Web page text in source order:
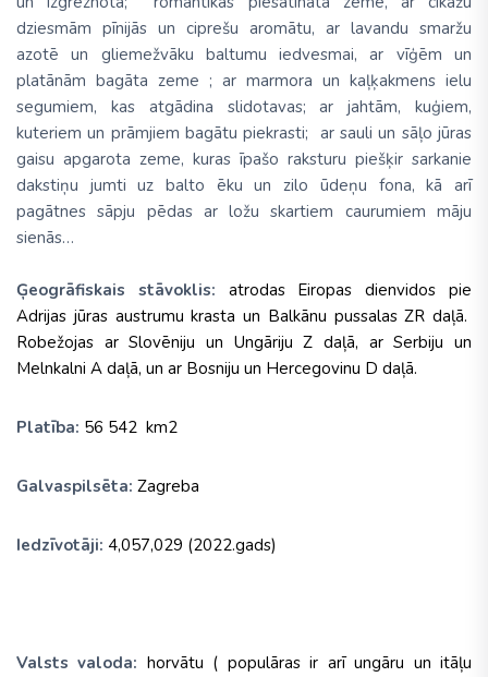
dziesmām pīnijās un ciprešu aromātu, ar lavandu smaržu
azotē un gliemežvāku baltumu iedvesmai, ar vīģēm un
platānām bagāta zeme ; ar marmora un kaļķakmens ielu
segumiem, kas atgādina slidotavas; ar jahtām, kuģiem,
kuteriem un prāmjiem bagātu piekrasti; ar sauli un sāļo jūras
gaisu apgarota zeme, kuras īpašo raksturu piešķir sarkanie
dakstiņu jumti uz balto ēku un zilo ūdeņu fona, kā arī
pagātnes sāpju pēdas ar ložu skartiem caurumiem māju
sienās…
Ģeogrāfiskais stāvoklis: atrodas Eiropas dienvidos pie
Adrijas jūras austrumu krasta un Balkānu pussalas ZR daļā.
Robežojas ar Slovēniju un Ungāriju Z daļā, ar Serbiju un
Melnkalni A daļā, un ar Bosniju un Hercegovinu D daļā.
Platība: 56 542 km2
Galvaspilsēta: Zagreba
Iedzīvotāji: 4,057,029 (2022.gads)
Valsts valoda: horvātu ( populāras ir arī ungāru un itāļu